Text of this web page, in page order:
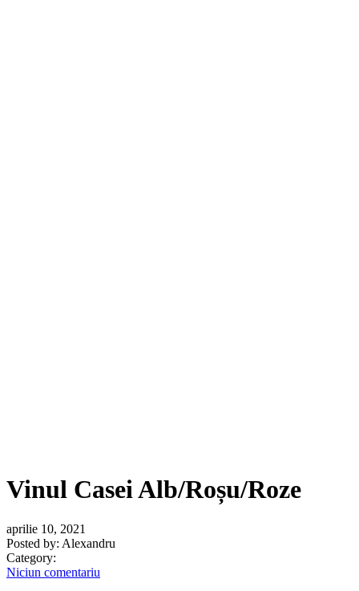
Vinul Casei Alb/Roșu/Roze
aprilie 10, 2021
Posted by: Alexandru
Category:
Niciun comentariu